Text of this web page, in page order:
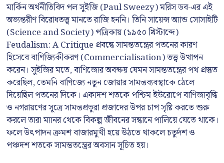
মার্কিন অর্থনীতিবিদ পল সুইজি (Paul Sweezy) মরিস ডব-এর এই
অভ্যন্তরীণ বিরোধতত্ত্ব মানতে রাজি হননি। তিনি সায়েন্স অ্যান্ড সোসাইটি
(Science and Society) পত্রিকায় (১৯৫০ খ্রিস্টাব্দে)
Feudalism: A Critique প্রবন্ধে সামন্ততন্ত্রের পতনের কারণ
হিসেবে বাণিজ্যিকীকরণ (Commercialisation) তত্ত্ব উত্থাপন
করেন। সুইজির মতে, বাণিজ্যের অবক্ষয় যেমন সামন্ততন্ত্রের পথ প্রস্তুত
করেছিল, তেমনি বাণিজ্যে নতুন জোয়ার সামন্তব্যবস্থাকে ঠেলে
দিয়েছিল পতনের দিকে। একাদশ শতকে পশ্চিম ইউরোপে বাণিজ্যবৃদ্ধি
ও নগরায়ণের সূত্রে সামন্তপ্রভুরা প্রজাদের উপর চাপ সৃষ্টি করতে শুরু
করলে তারা ম্যানর থেকে বিকল্প জীবনের সন্ধানে পালিয়ে যেতে থাকে।
ফলে উৎপাদন ক্রমশ বাজারমুখী হয়ে উঠতে থাকলে চতুর্দশ ও
পঞ্চদশ শতকে সামন্ততন্ত্রের অবসান সূচিত হয়।